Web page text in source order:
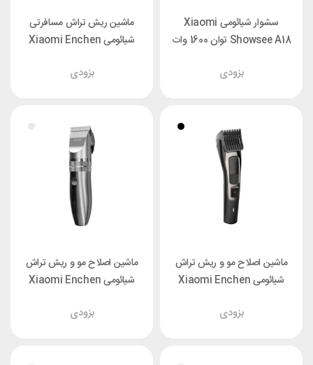
سشوار شیائومی Xiaomi
Showsee A18 توان 1600 وات
بزودی
ماشین ریش تراش مسافرتی
شیائومی Xiaomi Enchen
بزودی
ماشین اصلاح مو و ریش تراش
شیائومی Xiaomi Enchen
بزودی
ماشین اصلاح مو و ریش تراش
شیائومی Xiaomi Enchen
بزودی